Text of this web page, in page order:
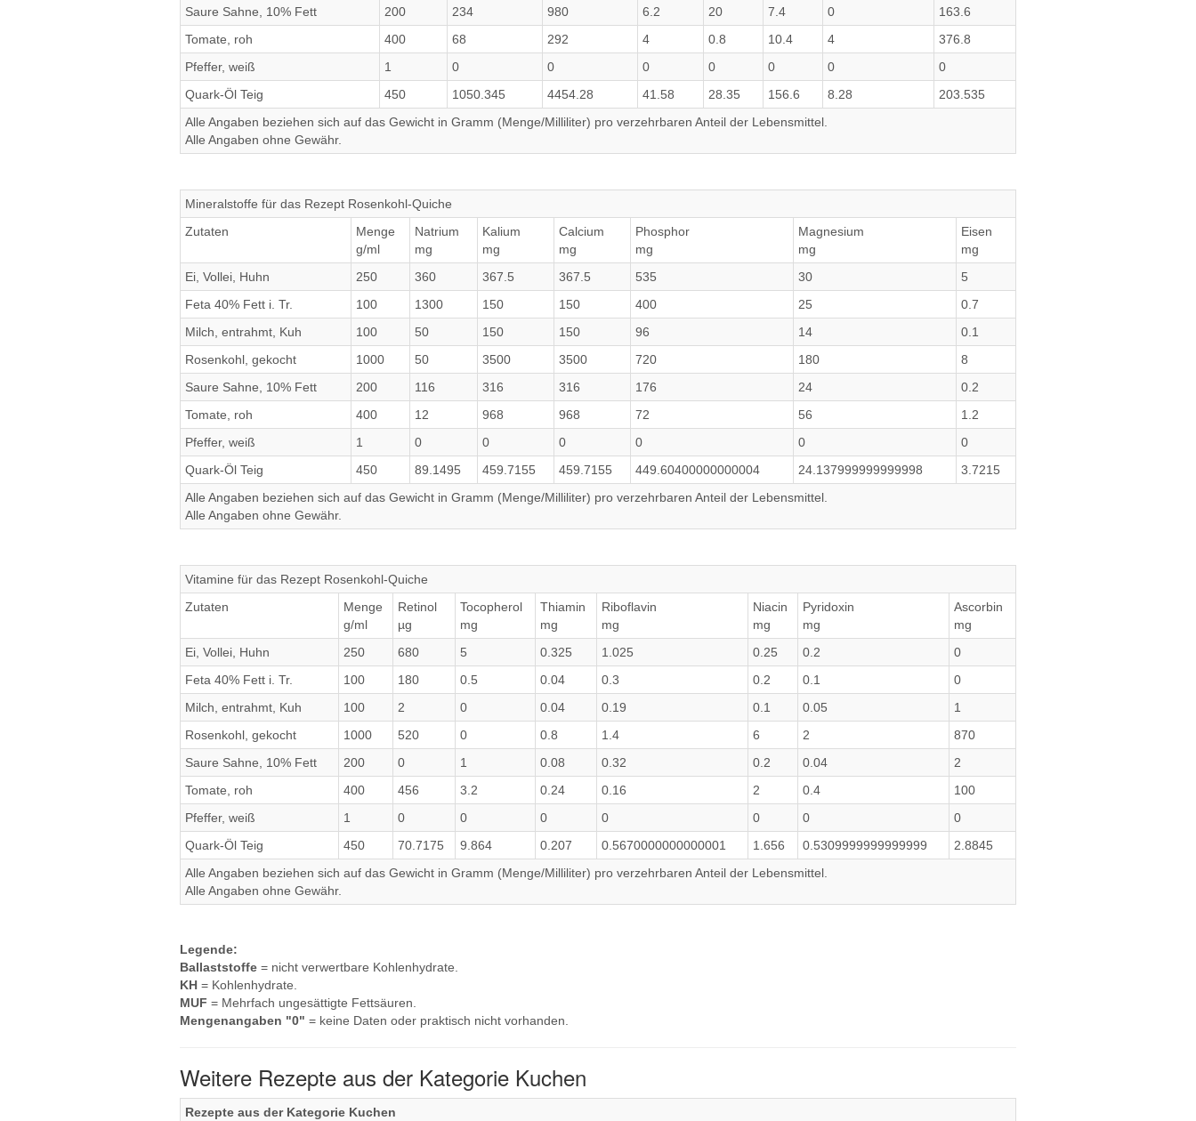
Saure Sahne, 10% Fett
200 234 980 6.2 20 7.4 0
163.6
Tomate, roh
400 68 292 4 0.8 10.4 4
376.8
Pfeffer, weiß
1 0 0 0 0 0 0
0
Quark-Öl Teig
450 1050.345 4454.28 41.58 28.35 156.6 8.28
203.535
Alle Angaben beziehen sich auf das Gewicht in Gramm (Menge/Milliliter) pro verzehrbaren Anteil der Lebensmittel.
Alle Angaben ohne Gewähr.
Mineralstoffe für das Rezept Rosenkohl-Quiche
Zutaten
Menge
g/ml
Natrium
mg
Kalium
mg
Calcium
mg
Phosphor
mg
Magnesium
mg
Eisen
mg
Ei, Vollei, Huhn
250 360 367.5 367.5 535 30
5
Feta 40% Fett i. Tr.
100 1300 150 150 400 25
0.7
Milch, entrahmt, Kuh
100 50 150 150 96 14
0.1
Rosenkohl, gekocht
1000 50 3500 3500 720 180
8
Saure Sahne, 10% Fett
200 116 316 316 176 24
0.2
Tomate, roh
400 12 968 968 72 56
1.2
Pfeffer, weiß
1 0 0 0 0 0
0
Quark-Öl Teig
450 89.1495 459.7155 459.7155 449.60400000000004 24.137999999999998
3.7215
Alle Angaben beziehen sich auf das Gewicht in Gramm (Menge/Milliliter) pro verzehrbaren Anteil der Lebensmittel.
Alle Angaben ohne Gewähr.
Vitamine für das Rezept Rosenkohl-Quiche
Zutaten
Menge
g/ml
Retinol
µg
Tocopherol
mg
Thiamin
mg
Riboflavin
mg
Niacin
mg
Pyridoxin
mg
Ascorbin
mg
Ei, Vollei, Huhn
250 680 5 0.325 1.025 0.25 0.2
0
Feta 40% Fett i. Tr.
100 180 0.5 0.04 0.3 0.2 0.1
0
Milch, entrahmt, Kuh
100 2 0 0.04 0.19 0.1 0.05
1
Rosenkohl, gekocht
1000 520 0 0.8 1.4 6 2
870
Saure Sahne, 10% Fett
200 0 1 0.08 0.32 0.2 0.04
2
Tomate, roh
400 456 3.2 0.24 0.16 2 0.4
100
Pfeffer, weiß
1 0 0 0 0 0 0
0
Quark-Öl Teig
450 70.7175 9.864 0.207 0.5670000000000001 1.656 0.5309999999999999
2.8845
Alle Angaben beziehen sich auf das Gewicht in Gramm (Menge/Milliliter) pro verzehrbaren Anteil der Lebensmittel.
Alle Angaben ohne Gewähr.
Legende:
Ballaststoffe = nicht verwertbare Kohlenhydrate.
KH = Kohlenhydrate.
MUF = Mehrfach ungesättigte Fettsäuren.
Mengenangaben "0" = keine Daten oder praktisch nicht vorhanden.
Weitere Rezepte aus der Kategorie Kuchen
Rezepte aus der Kategorie Kuchen